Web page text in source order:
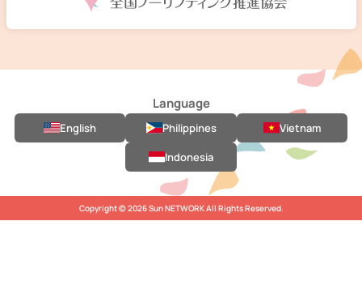
Language
English Philippines
Vietnam
Indonesia
Copyright © 2026 Sun NETWORK All Rights Reserved.